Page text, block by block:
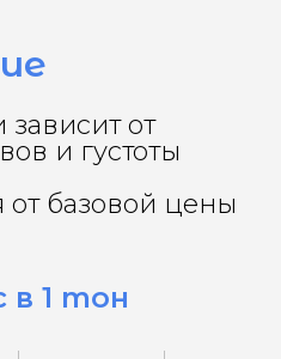
зависит от
и густоты
от базовой цены
в 1 тон